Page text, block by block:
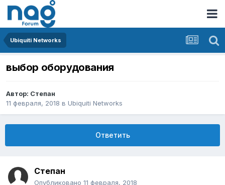
Ubiquiti Networks
выбор оборудования
Автор: Степан
11 февраля, 2018 в Ubiquiti Networks
Ответить
Степан
Опубликовано 11 февраля, 2018